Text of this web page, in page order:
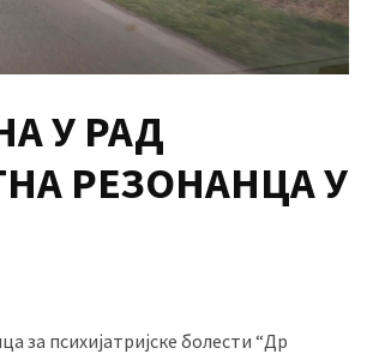
У РАД
РЕЗОНАНЦА У
за психијатријске болести “Др